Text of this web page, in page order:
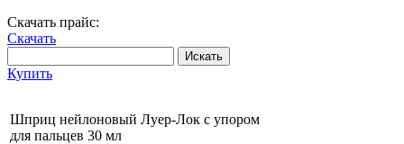
Скачать прайс:
Скачать
Искать
Купить
Шприц нейлоновый Луер-Лок с упором
для пальцев 30 мл